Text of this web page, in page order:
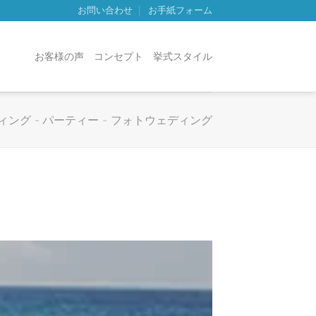
お問い合わせ お手紙フォーム
お客様の声 コンセプト 挙式スタイル
ング - パーティー - フォトウェディング